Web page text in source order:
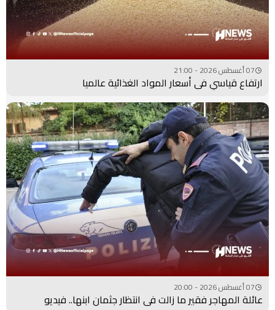
07 أغسطس 2026 - 21:00
ارتفاع قياسي في أسعار المواد الغذائية عالميا
07 أغسطس 2026 - 20:00
عائلة المهاجر فقير ما زالت في انتظار جثمان ابنها.. فيديو